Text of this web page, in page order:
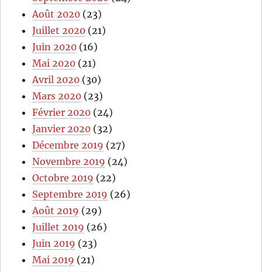
Août 2020 (23)
Juillet 2020 (21)
Juin 2020 (16)
Mai 2020 (21)
Avril 2020 (30)
Mars 2020 (23)
Février 2020 (24)
Janvier 2020 (32)
Décembre 2019 (27)
Novembre 2019 (24)
Octobre 2019 (22)
Septembre 2019 (26)
Août 2019 (29)
Juillet 2019 (26)
Juin 2019 (23)
Mai 2019 (21)